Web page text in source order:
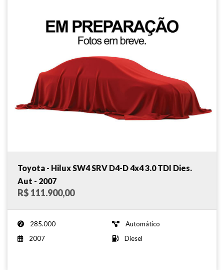
Toyota - Hilux SW4 SRV D4-D 4x4 3.0 TDI Dies.
Aut - 2007
R$ 111.900,00
285.000
Automático
2007
Diesel